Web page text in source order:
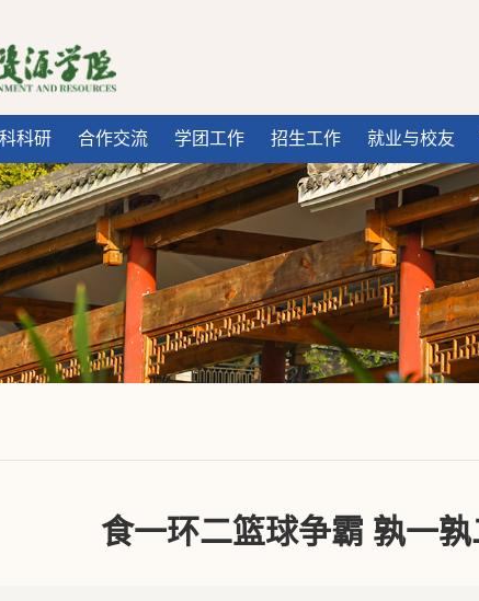
科研 合作交流 学团工作 招生工作 就业与校友
食一环二篮球争霸 孰一孰